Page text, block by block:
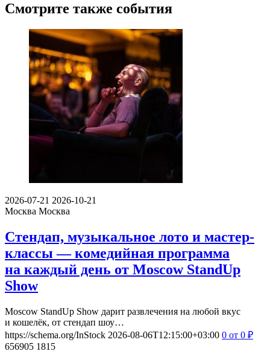
Смотрите также события
2026-07-21 2026-10-21
Москва Москва
Стендап, музыкальное лото и мастер-
классы — комедийная программа
на каждый день от Moscow StandUp
Show
Moscow StandUp Show дарит развлечения на любой вкус
и кошелёк, от стендап шоу…
https://schema.org/InStock 2026-08-06T12:15:00+03:00 0 от 0 ₽
656905 1815